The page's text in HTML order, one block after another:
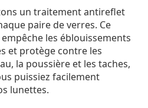
un traitement antireflet
paire de verres. Ce
les éblouissements
et protège contre les
la poussière et les taches,
puissiez facilement
lunettes.